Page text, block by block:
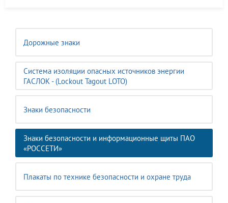
Дорожные знаки
Система изоляции опасных источников энергии
ГАСЛОК - (Lockout Tagout LOTO)
Знаки безопасности
Знаки безопасности и информационные щиты ПАО
«РОССЕТИ»
Плакаты по технике безопасности и охране труда